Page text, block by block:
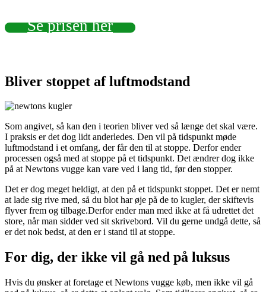
Se prisen her
Bliver stoppet af luftmodstand
Som angivet, så kan den i teorien bliver ved så længe det skal være.
I praksis er det dog lidt anderledes. Den vil på tidspunkt møde
luftmodstand i et omfang, der får den til at stoppe. Derfor ender
processen også med at stoppe på et tidspunkt. Det ændrer dog ikke
på at Newtons vugge kan vare ved i lang tid, før den stopper.
Det er dog meget heldigt, at den på et tidspunkt stoppet. Det er nemt
at lade sig rive med, så du blot har øje på de to kugler, der skiftevis
flyver frem og tilbage.Derfor ender man med ikke at få udrettet det
store, når man sidder ved sit skrivebord. Vil du gerne undgå dette, så
er det nok bedst, at den er i stand til at stoppe.
For dig, der ikke vil gå ned på luksus
Hvis du ønsker at foretage et Newtons vugge køb, men ikke vil gå